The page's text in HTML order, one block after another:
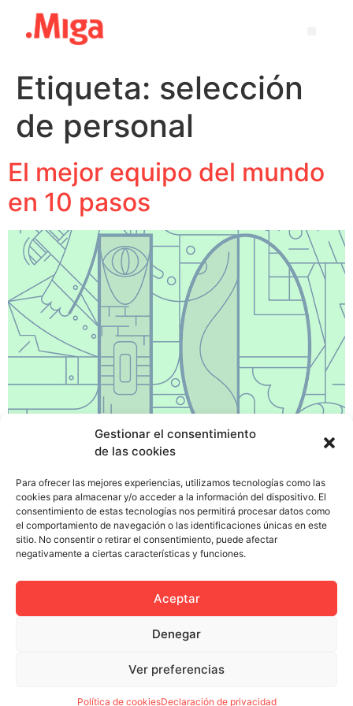
Gestionar el consentimiento
de las cookies
Para ofrecer las mejores experiencias, utilizamos tecnologías como las
cookies para almacenar y/o acceder a la información del dispositivo. El
consentimiento de estas tecnologías nos permitirá procesar datos como
el comportamiento de navegación o las identificaciones únicas en este
sitio. No consentir o retirar el consentimiento, puede afectar
negativamente a ciertas características y funciones.
Aceptar
Denegar
Ver preferencias
Política de cookiesDeclaración de privacidad
Etiqueta: selección
de personal
El mejor equipo del mundo
en 10 pasos
¿Cansado de tediosos procesos de selección?¿De
dedicar un dinero a un departamento de recursos
humanos que sólo selecciona patanes y vagos? No
pierdas más tu tiempo y tus ahorros. Aquí van las
claves para conseguir reunir al equipo de tus sueños y
compañeros de trabajo cuando […]
Política de privacidad
Política de cookies (UE)
Colectivo Miga © 2023